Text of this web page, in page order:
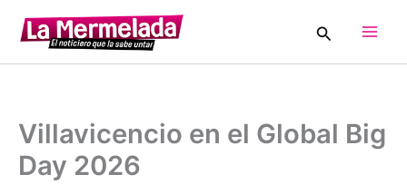
contenido
Buscar
Villavicencio en el Global Big
Day 2026